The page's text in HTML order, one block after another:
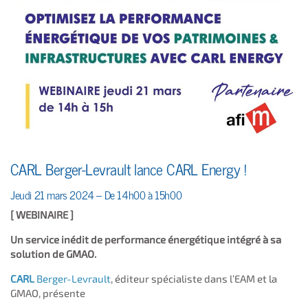
CARL Berger-Levrault lance CARL Energy !
Jeudi 21 mars 2024– De 14h00 à 15h00
[ WEBINAIRE ]
Un service inédit de performance énergétique intégré à sa
solution de GMAO.
CARL Berger-Levrault , éditeur spécialiste dans l’EAM et la
GMAO, présente